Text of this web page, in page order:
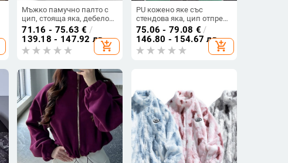
Мъжко памучно палто с
цип, стояща яка, дебело
топло пълнеж от
полиестер, подплата
коприна‑памук
71.16 - 75.63 € /
139.18 - 147.92 лв
add_shopping_cart
PU кожено яке със
стендова яка, цип отпред,
джобове с капаци –
пролетно-есенно
ежедневно яке
75.06 - 79.08 € /
146.80 - 154.67 лв
add_shopping_cart